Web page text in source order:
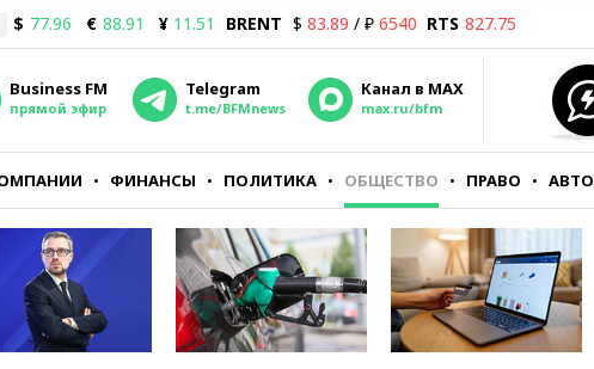
$ 77.96 € 88.91 ¥ 11.51 BRENT $ 83.89 / ₽ 6540 RTS 827.75
Business FM
прямой эфир
Telegram
t.me/BFMnews
Канал в MAX
max.ru/bfm
ФИНАНСЫ ПОЛИТИКА ОБЩЕСТВО ПРАВО АВТО